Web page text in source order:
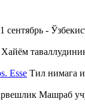
сентябрь -
Esse Тил нимага
Машраб